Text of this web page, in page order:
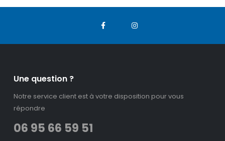
Une question ?
Notre service client est à votre disposition pour vous
répondre
06 95 66 59 51